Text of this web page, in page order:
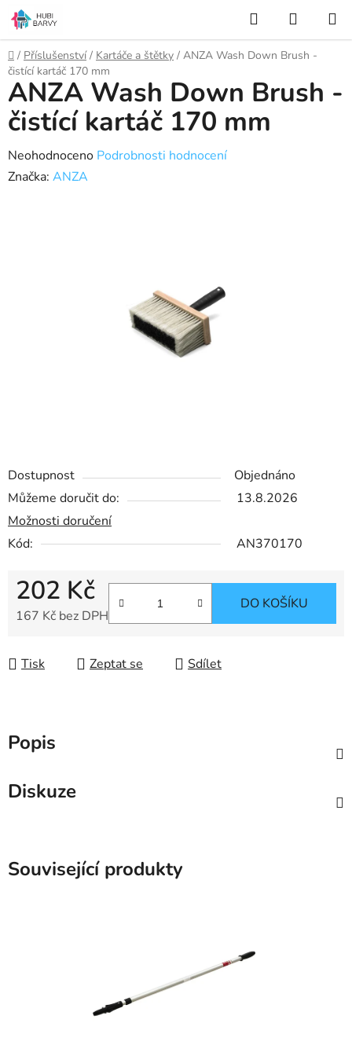
Přejít
na
obsah
Hledat
KOŠÍK
Domů
/ Příslušenství / Kartáče a štětky / ANZA Wash Down Brush -
čistící kartáč 170 mm
Dostupnost
Objednáno
Můžeme doručit do:
13.8.2026
Možnosti doručení
Kód:
AN370170
202 Kč
167 Kč bez DPH
DO KOŠÍKU
Tisk Zeptat se Sdílet
ANZA Wash Down Brush -
čistící kartáč 170 mm
Průměrné
hodnocení
Neohodnoceno Podrobnosti hodnocení
Značka: ANZA
Popis
Diskuze
Související produkty